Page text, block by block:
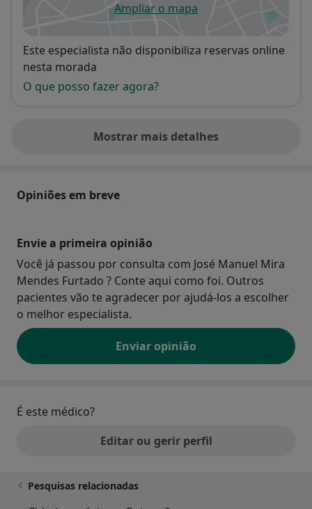
Ampliar o mapaabre num novo separador
Disponibilidade
Este especialista não disponibiliza reservas online
nesta morada
O que posso fazer agora?
Mostrar mais detalhes
sobre o endereço
Opiniões em breve
Envie a primeira opinião
Você já passou por consulta com José Manuel Mira
Mendes Furtado ? Conte aqui como foi. Outros
pacientes vão te agradecer por ajudá-los a escolher
o melhor especialista.
Enviar opinião
É este médico?
Editar ou gerir perfil
Pesquisas relacionadas